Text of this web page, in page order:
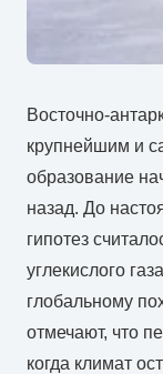
Восточно-
крупнейшим и
образование
назад. До
гипотез
углекислого
глобальному
отмечают, что
когда климат